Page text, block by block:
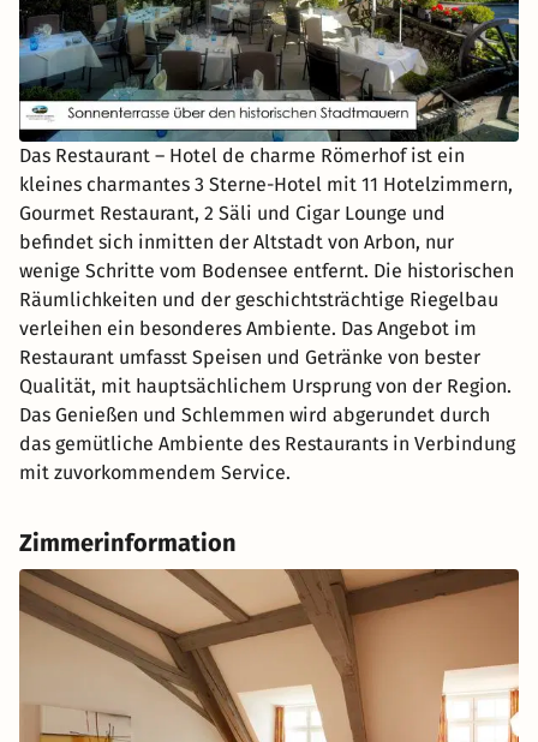
Das Restaurant – Hotel de charme Römerhof ist ein
kleines charmantes 3 Sterne-Hotel mit 11 Hotelzimmern,
Gourmet Restaurant, 2 Säli und Cigar Lounge und
befindet sich inmitten der Altstadt von Arbon, nur
wenige Schritte vom Bodensee entfernt. Die historischen
Räumlichkeiten und der geschichtsträchtige Riegelbau
verleihen ein besonderes Ambiente. Das Angebot im
Restaurant umfasst Speisen und Getränke von bester
Qualität, mit hauptsächlichem Ursprung von der Region.
Das Genießen und Schlemmen wird abgerundet durch
das gemütliche Ambiente des Restaurants in Verbindung
mit zuvorkommendem Service.
Zimmerinformation